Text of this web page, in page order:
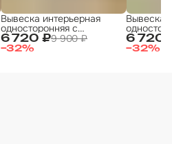
6 720 ₽9 900 ₽
−32%
Вывеска интерьерная
односторонняя с
подсветкой 50х50 , с
закругленными углами
6 720
−32%
Вывеска